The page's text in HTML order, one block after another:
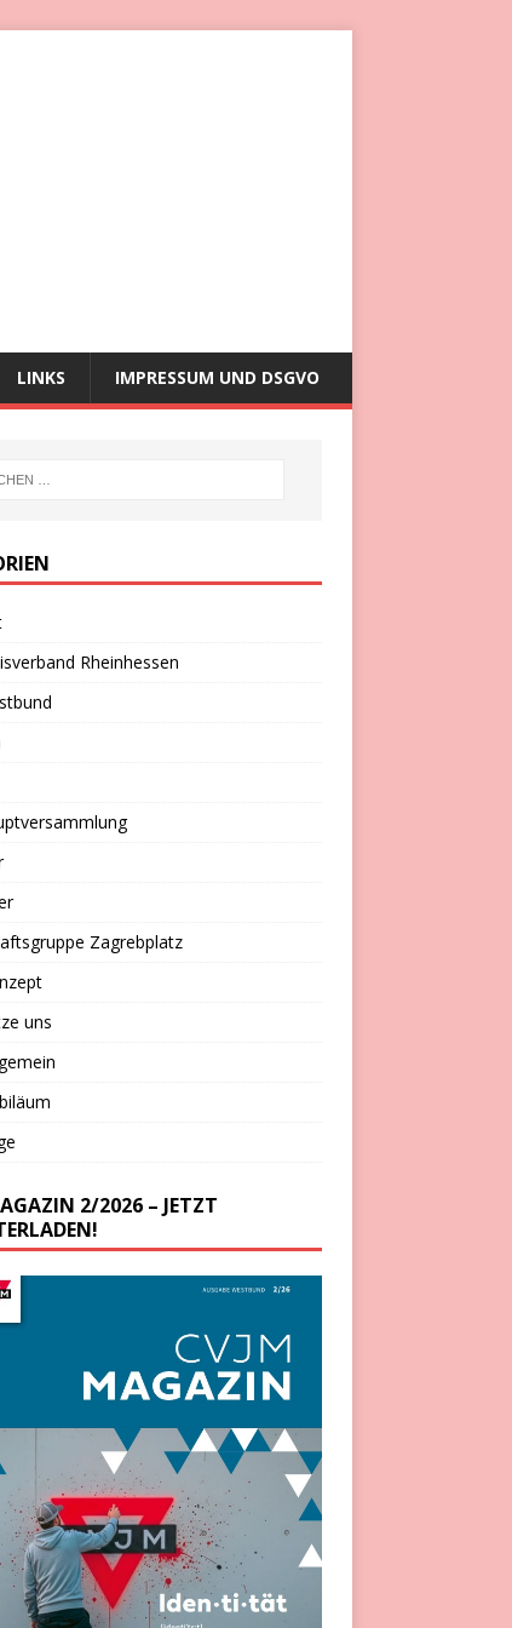
LINKS IMPRESSUM UND DSGVO
Rheinhessen
Zagrebplatz
uns
2/2026 – JETZT